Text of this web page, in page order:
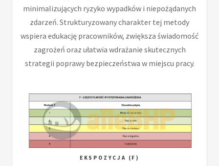
minimalizujących ryzyko wypadków i niepożądanych
zdarzeń. Strukturyzowany charakter tej metody
wspiera edukację pracowników, zwiększa świadomość
zagrożeń oraz ułatwia wdrażanie skutecznych
strategii poprawy bezpieczeństwa w miejscu pracy.
EKSPOZYCJA (F)